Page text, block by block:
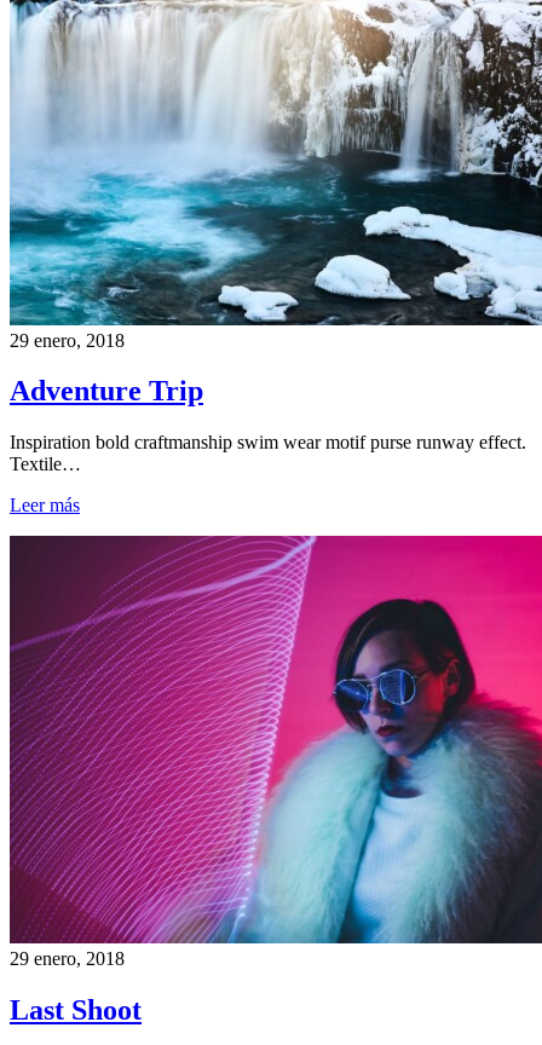
29 enero, 2018
Adventure Trip
Inspiration bold craftmanship swim wear motif purse runway effect.
Textile…
Leer más
29 enero, 2018
Last Shoot